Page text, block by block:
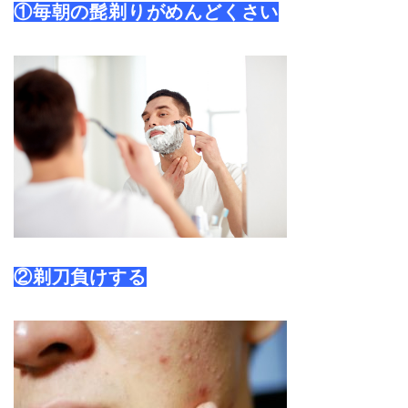
①毎朝の髭剃りがめんどくさい
②剃刀負けする